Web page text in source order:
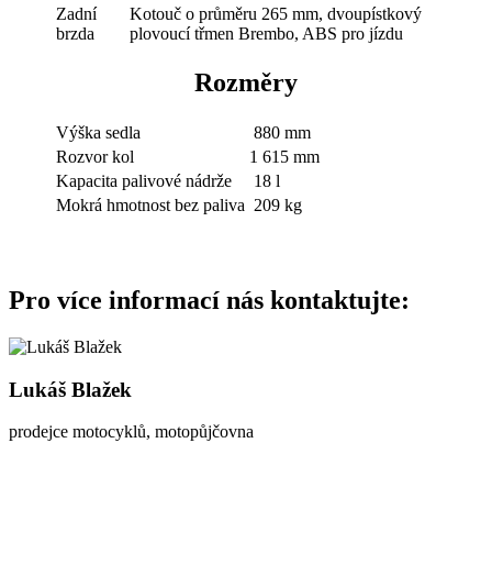
Zadní
brzda
Kotouč o průměru 265 mm, dvoupístkový
plovoucí třmen Brembo, ABS pro jízdu
Rozměry
Výška sedla
880 mm
Rozvor kol
1 615 mm
Kapacita palivové nádrže
18 l
Mokrá hmotnost bez paliva 209 kg
Pro více informací nás kontaktujte:
Lukáš Blažek
prodejce motocyklů, motopůjčovna